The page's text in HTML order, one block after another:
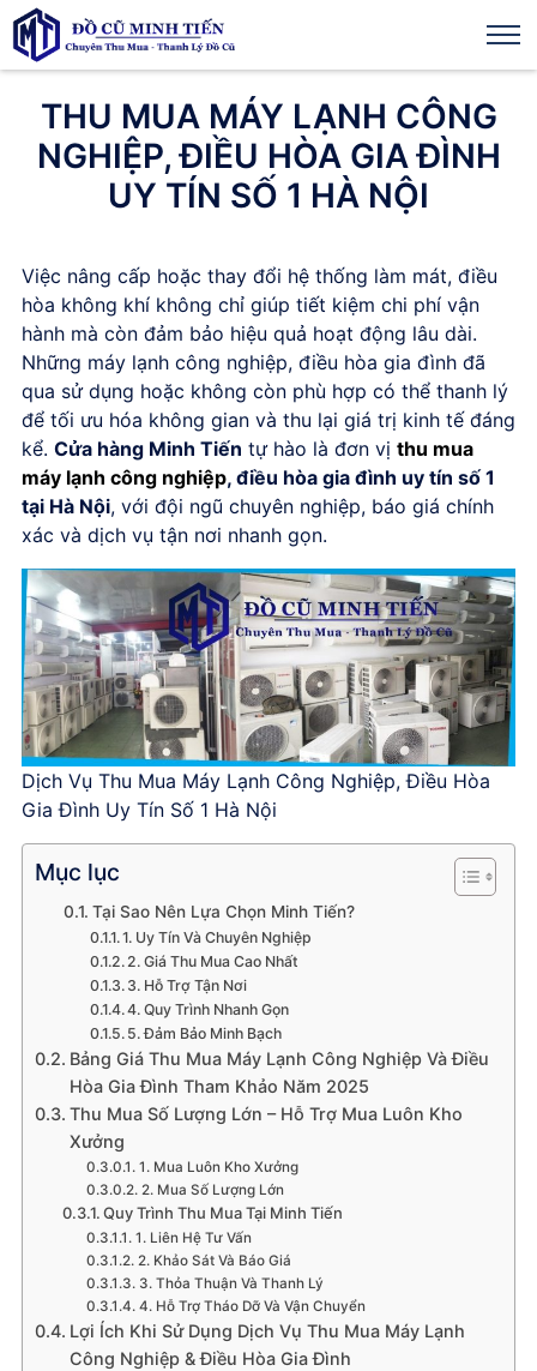
THU MUA MÁY LẠNH CÔNG
NGHIỆP, ĐIỀU HÒA GIA ĐÌNH
UY TÍN SỐ 1 HÀ NỘI
Việc nâng cấp hoặc thay đổi hệ thống làm mát, điều
hòa không khí không chỉ giúp tiết kiệm chi phí vận
hành mà còn đảm bảo hiệu quả hoạt động lâu dài.
Những máy lạnh công nghiệp, điều hòa gia đình đã
qua sử dụng hoặc không còn phù hợp có thể thanh lý
để tối ưu hóa không gian và thu lại giá trị kinh tế đáng
kể. Cửa hàng Minh Tiến tự hào là đơn vị thu mua
máy lạnh công nghiệp, điều hòa gia đình uy tín số 1
tại Hà Nội, với đội ngũ chuyên nghiệp, báo giá chính
xác và dịch vụ tận nơi nhanh gọn.
Dịch Vụ Thu Mua Máy Lạnh Công Nghiệp, Điều Hòa
Gia Đình Uy Tín Số 1 Hà Nội
Mục lục
Tại Sao Nên Lựa Chọn Minh Tiến?
1. Uy Tín Và Chuyên Nghiệp
2. Giá Thu Mua Cao Nhất
3. Hỗ Trợ Tận Nơi
4. Quy Trình Nhanh Gọn
5. Đảm Bảo Minh Bạch
Bảng Giá Thu Mua Máy Lạnh Công Nghiệp Và Điều
Hòa Gia Đình Tham Khảo Năm 2025
Thu Mua Số Lượng Lớn – Hỗ Trợ Mua Luôn Kho
Xưởng
1. Mua Luôn Kho Xưởng
2. Mua Số Lượng Lớn
Quy Trình Thu Mua Tại Minh Tiến
1. Liên Hệ Tư Vấn
2. Khảo Sát Và Báo Giá
3. Thỏa Thuận Và Thanh Lý
4. Hỗ Trợ Tháo Dỡ Và Vận Chuyển
Lợi Ích Khi Sử Dụng Dịch Vụ Thu Mua Máy Lạnh
Công Nghiệp & Điều Hòa Gia Đình